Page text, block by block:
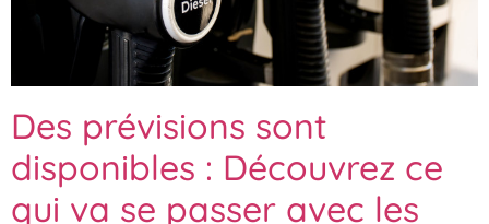
Des prévisions sont
disponibles : Découvrez ce
qui va se passer avec les